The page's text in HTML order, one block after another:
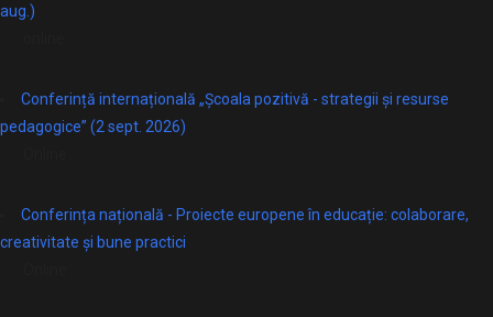
aug.)
Conferință internațională „Școala pozitivă - strategii și resurse
pedagogice” (2 sept. 2026)
Conferința națională - Proiecte europene în educație: colaborare,
creativitate și bune practici